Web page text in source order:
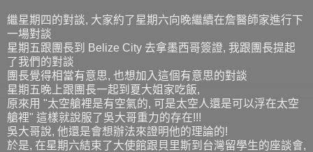
繼星期四的對談, 大家約了星期六向晚繼續在詹醫師家進行下
一場對談
星期五跟團長到 Belize City 去拿墨西哥簽證, 我跟團長提起
了我們的對談
團長覺得相當有意思, 也想加入這個有意思的對談
星期五晚上跟團長一起到夏大姐家吃飯,
原來用 "太空艙裡是有空氣的, 可是太空人還是可以浮在太空
艙裡" 這樣就說服了吳大哥重力的存在!!!
吳大哥說, 他還是會想辦法來證明他的理論的!
於是, 在星期六結束了大使館跟貝里斯到台灣留學生的座談會,